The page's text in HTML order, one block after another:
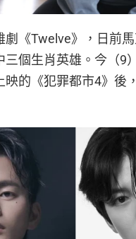
《Twelve》，日前
個生肖英雄。今（9
的《犯罪都市4》後